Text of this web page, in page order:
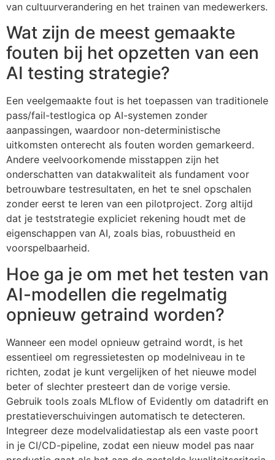
van cultuurverandering en het trainen van medewerkers.
Wat zijn de meest gemaakte
fouten bij het opzetten van een
AI testing strategie?
Een veelgemaakte fout is het toepassen van traditionele
pass/fail-testlogica op AI-systemen zonder
aanpassingen, waardoor non-deterministische
uitkomsten onterecht als fouten worden gemarkeerd.
Andere veelvoorkomende misstappen zijn het
onderschatten van datakwaliteit als fundament voor
betrouwbare testresultaten, en het te snel opschalen
zonder eerst te leren van een pilotproject. Zorg altijd
dat je teststrategie expliciet rekening houdt met de
eigenschappen van AI, zoals bias, robuustheid en
voorspelbaarheid.
Hoe ga je om met het testen van
AI-modellen die regelmatig
opnieuw getraind worden?
Wanneer een model opnieuw getraind wordt, is het
essentieel om regressietesten op modelniveau in te
richten, zodat je kunt vergelijken of het nieuwe model
beter of slechter presteert dan de vorige versie.
Gebruik tools zoals MLflow of Evidently om datadrift en
prestatieverschuivingen automatisch te detecteren.
Integreer deze modelvalidatiestap als een vaste poort
in je CI/CD-pipeline, zodat een nieuw model pas naar